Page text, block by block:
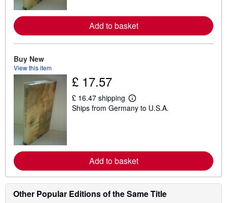
e
a
b
p
p
i
s
Add to basket
Buy New
View this item
£ 17.57
£ 16.47 shipping
L
e
e
a
b
o
u
Ships from Germany to U.S.A.
Add to basket
Other Popular Editions of the Same Title